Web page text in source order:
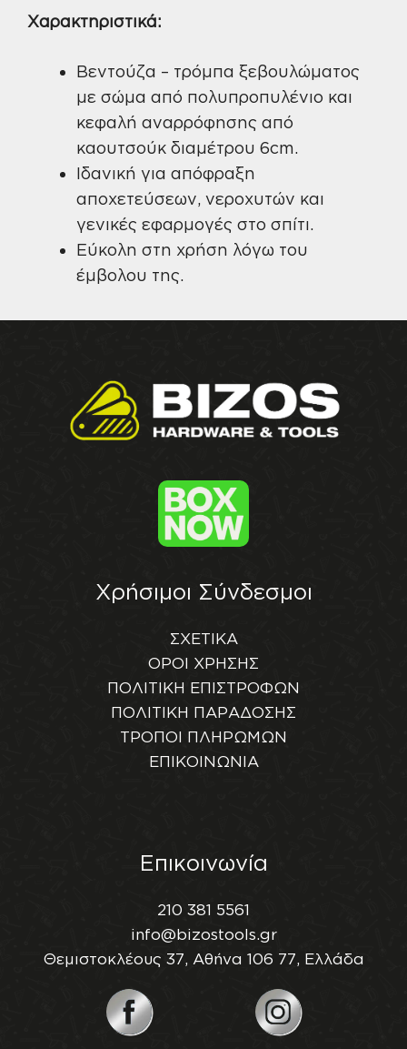
Χαρακτηριστικά:
Βεντούζα – τρόμπα ξεβουλώματος
με σώμα από πολυπροπυλένιο και
κεφαλή αναρρόφησης από
καουτσούκ διαμέτρου 6cm.
Ιδανική για απόφραξη
αποχετεύσεων, νεροχυτών και
γενικές εφαρμογές στο σπίτι.
Εύκολη στη χρήση λόγω του
έμβολου της.
Χρήσιμοι Σύνδεσμοι
ΣΧΕΤΙΚΑ
ΟΡΟΙ ΧΡΗΣΗΣ
ΠΟΛΙΤΙΚΗ ΕΠΙΣΤΡΟΦΩΝ
ΠΟΛΙΤΙΚΗ ΠΑΡΑΔΟΣΗΣ
ΤΡΟΠΟΙ ΠΛΗΡΩΜΩΝ
ΕΠΙΚΟΙΝΩΝΙΑ
Επικοινωνία
210 381 5561
info@bizostools.gr
Θεμιστοκλέους 37, Αθήνα 106 77, Ελλάδα